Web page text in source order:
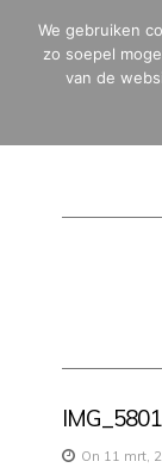
MENU
IMG_5801
On 11 mrt,
We gebruiken
zo soepel
van de